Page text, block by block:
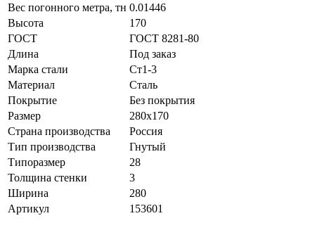
Вес погонного метра, тн 0.01446
Высота
170
ГОСТ
ГОСТ 8281-80
Длина
Под заказ
Марка стали
Ст1-3
Материал
Сталь
Покрытие
Без покрытия
Размер
280х170
Страна производства
Россия
Тип производства
Гнутый
Типоразмер
28
Толщина стенки
3
Ширина
280
Артикул
153601